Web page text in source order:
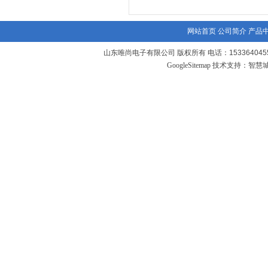
网站首页 公司简介 产品
山东唯尚电子有限公司 版权所有 电话：
GoogleSitemap技术支持： 智慧